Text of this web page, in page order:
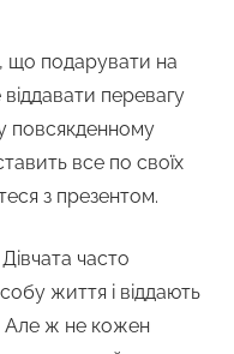
що подарувати на
віддавати перевагу
повсякденному
все по своїх
з презентом.
Дівчата часто
життя і віддають
Але ж не кожен